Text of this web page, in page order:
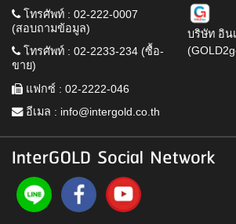
โทรศัพท์ : 02-222-0007
(สอบถามข้อมูล)
โทรศัพท์ : 02-2233-234 (ซื้อ-
ขาย)
แฟกซ์ : 02-2222-046
อีเมล : info@intergold.co.th
บริษัท อิน
InterGOLD Social Network